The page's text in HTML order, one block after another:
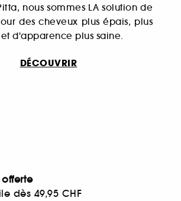
nous sommes LA solution de
des cheveux plus épais, plus
d'apparence plus saine.
DÉCOUVRIR
offerte
dès 49,95 CHF